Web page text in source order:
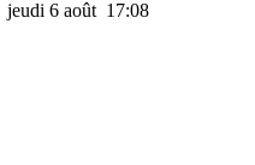
jeudi 6 août 17:08